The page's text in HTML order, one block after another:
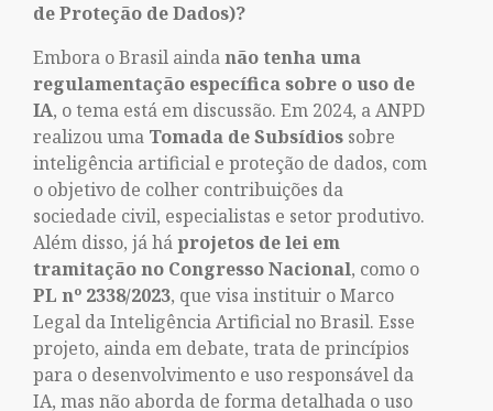
de Proteção de Dados)?
Embora o Brasil aindanão tenha uma
regulamentação específica sobre o uso de
IA, o tema está em discussão. Em 2024, a ANPD
realizou uma Tomada de Subsídios sobre
inteligência artificial e proteção de dados, com
o objetivo de colher contribuições da
sociedade civil, especialistas e setor produtivo.
Além disso, já háprojetos de lei em
tramitação no Congresso Nacional, como o
PL nº 2338/2023, que visa instituir o Marco
Legal da Inteligência Artificial no Brasil. Esse
projeto, ainda em debate, trata de princípios
para o desenvolvimento e uso responsável da
IA, mas não aborda de forma detalhada o uso